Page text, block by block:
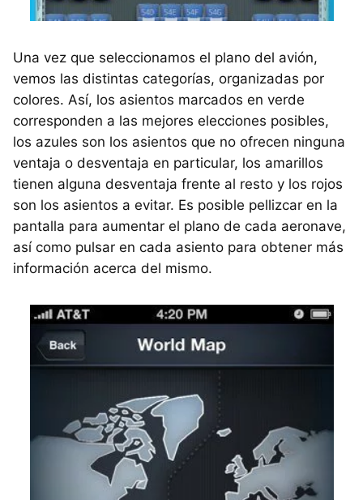
Una vez que seleccionamos el plano del avión,
vemos las distintas categorías, organizadas por
colores. Así, los asientos marcados en verde
corresponden a las mejores elecciones posibles,
los azules son los asientos que no ofrecen ninguna
ventaja o desventaja en particular, los amarillos
tienen alguna desventaja frente al resto y los rojos
son los asientos a evitar. Es posible pellizcar en la
pantalla para aumentar el plano de cada aeronave,
así como pulsar en cada asiento para obtener más
información acerca del mismo.